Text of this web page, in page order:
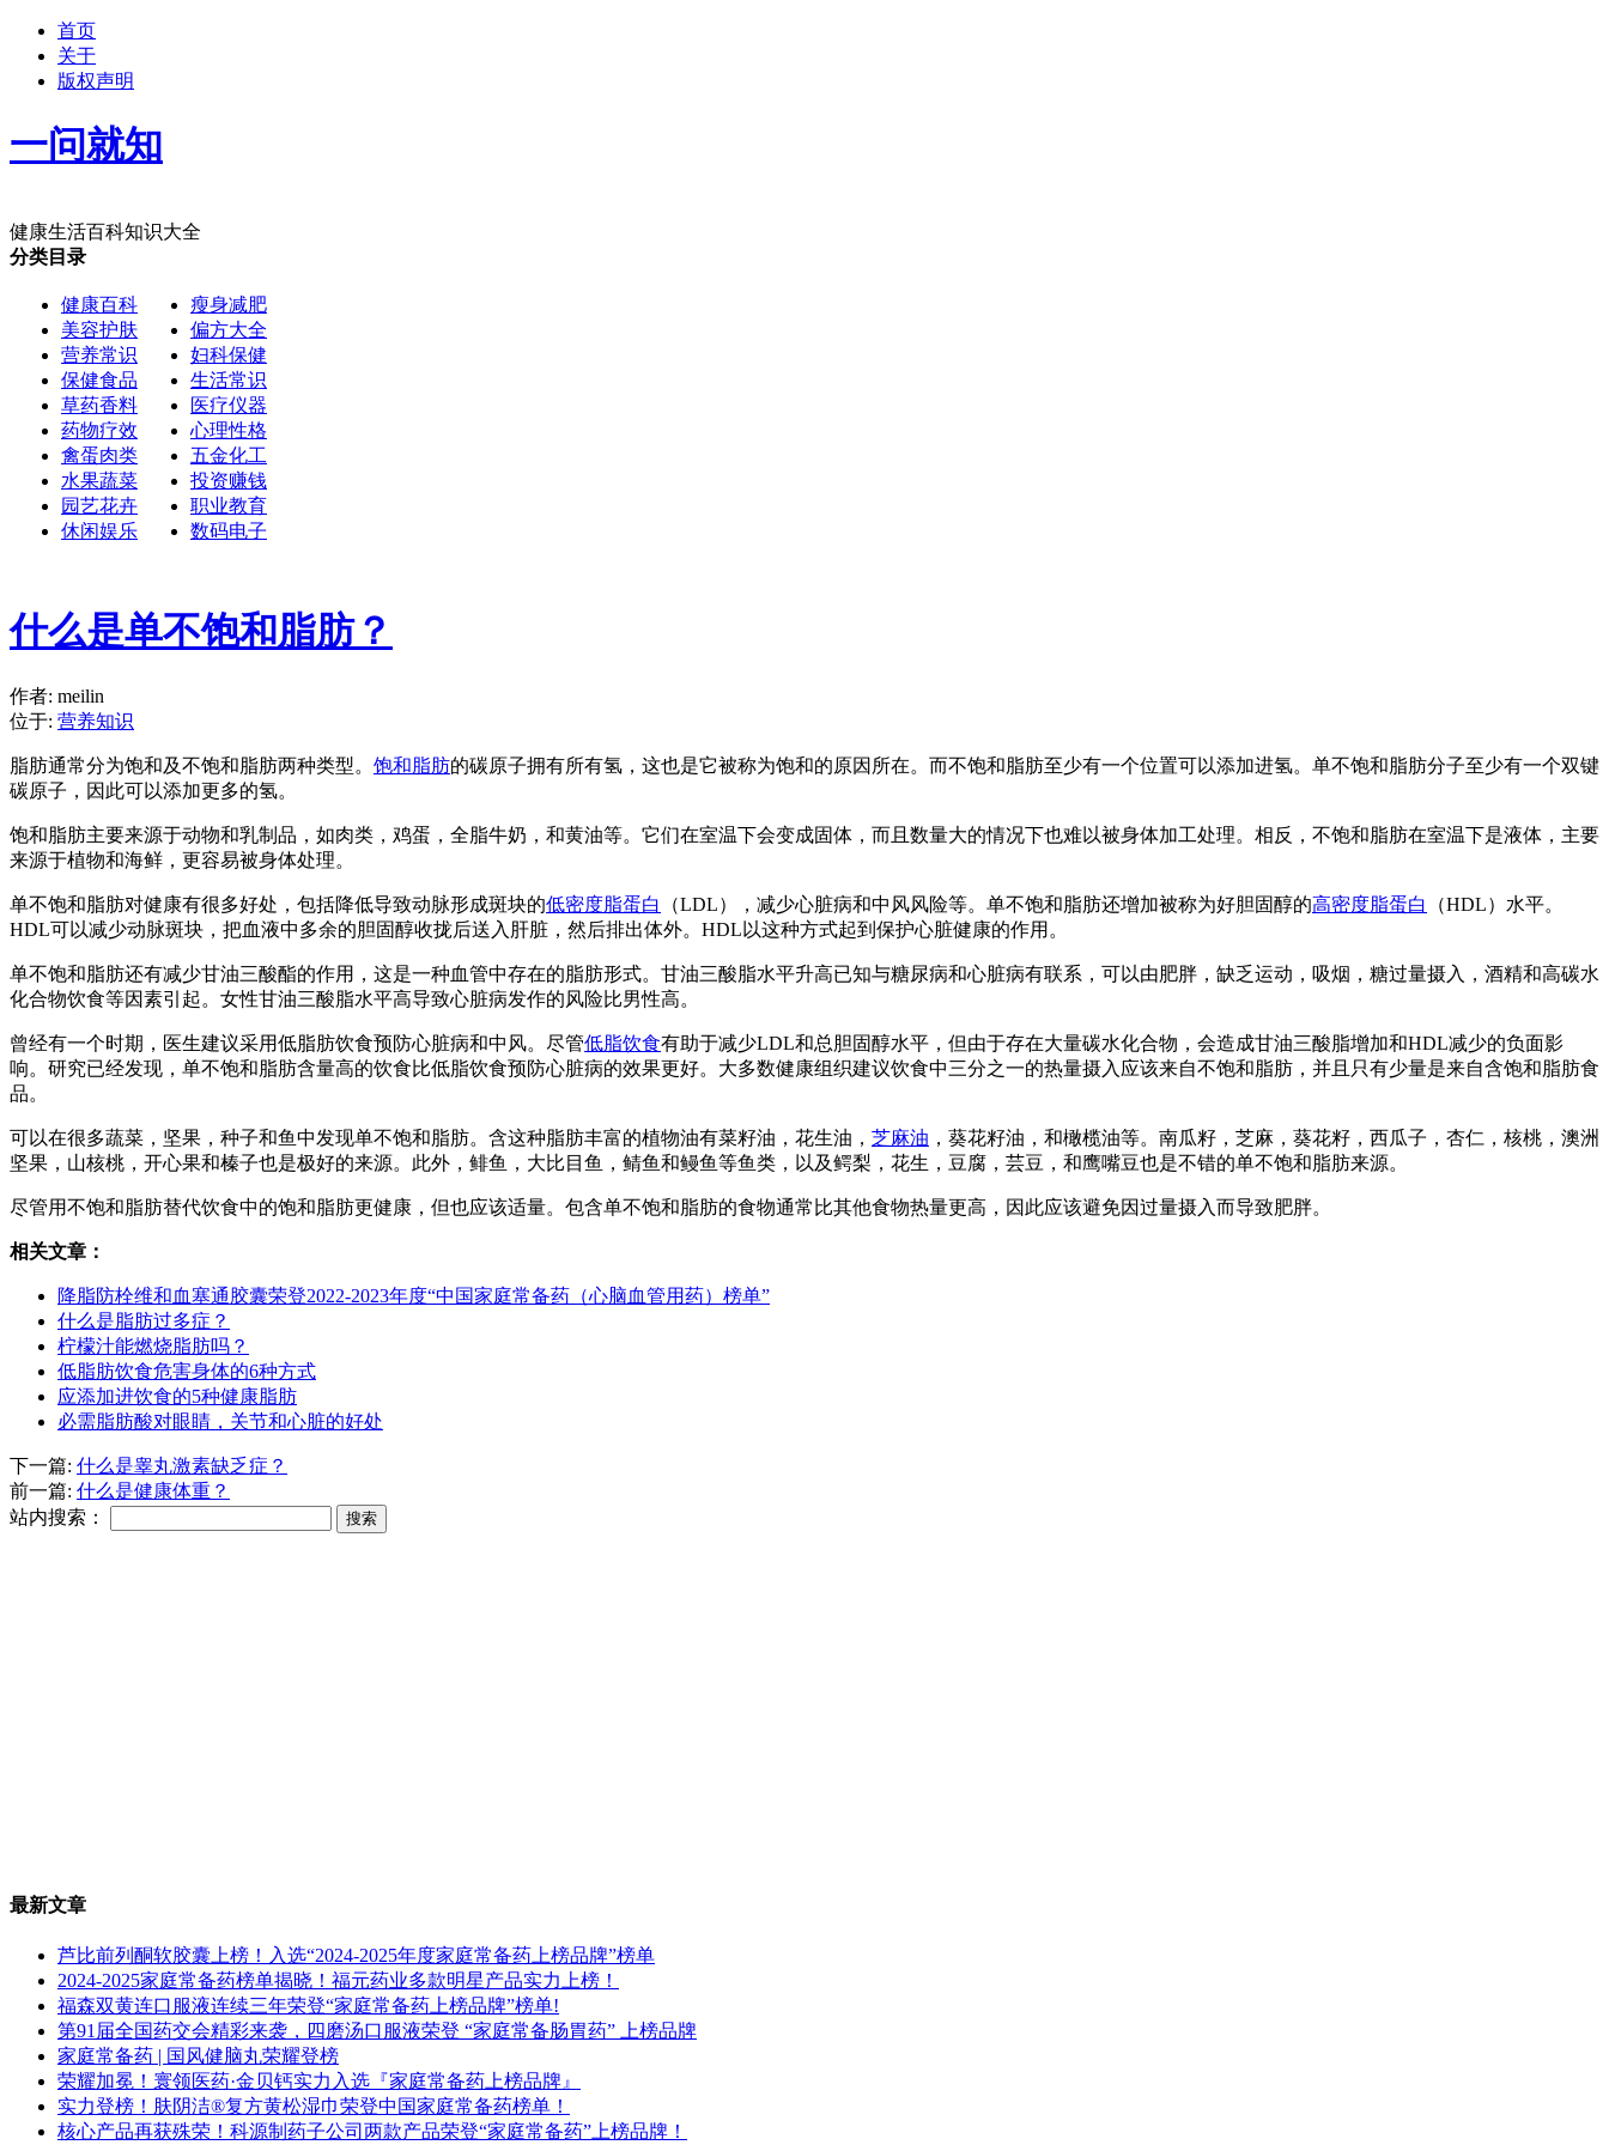
首页
关于
版权声明
一问就知
健康生活百科知识大全
分类目录
健康百科
美容护肤
营养常识
保健食品
草药香料
药物疗效
禽蛋肉类
水果蔬菜
园艺花卉
休闲娱乐
瘦身减肥
偏方大全
妇科保健
生活常识
医疗仪器
心理性格
五金化工
投资赚钱
职业教育
数码电子
什么是单不饱和脂肪？
作者: meilin
位于: 营养知识
脂肪通常分为饱和及不饱和脂肪两种类型。 饱和脂肪的碳原子拥有所有氢，这也是它被称为饱和的原因所在。而不饱和脂肪至少有一个位置可以添加进氢。单不饱和脂肪分子至少有一个双键
碳原子，因此可以添加更多的氢。
饱和脂肪主要来源于动物和乳制品，如肉类，鸡蛋，全脂牛奶，和黄油等。它们在室温下会变成固体，而且数量大的情况下也难以被身体加工处理。相反，不饱和脂肪在室温下是液体，主要
来源于植物和海鲜，更容易被身体处理。
单不饱和脂肪对健康有很多好处，包括降低导致动脉形成斑块的低密度脂蛋白 （LDL），减少心脏病和中风风险等。单不饱和脂肪还增加被称为好胆固醇的高密度脂蛋白
（HDL）水平。
HDL可以减少动脉斑块，把血液中多余的胆固醇收拢后送入肝脏，然后排出体外。HDL以这种方式起到保护心脏健康的作用。
单不饱和脂肪还有减少甘油三酸酯的作用，这是一种血管中存在的脂肪形式。甘油三酸脂水平升高已知与糖尿病和心脏病有联系，可以由肥胖，缺乏运动，吸烟，糖过量摄入，酒精和高碳水
化合物饮食等因素引起。女性甘油三酸脂水平高导致心脏病发作的风险比男性高。
曾经有一个时期，医生建议采用低脂肪饮食预防心脏病和中风。尽管低脂饮食有助于减少LDL和总胆固醇水平，但由于存在大量碳水化合物，会造成甘油三酸脂增加和HDL减少的负面影
响。研究已经发现，单不饱和脂肪含量高的饮食比低脂饮食预防心脏病的效果更好。大多数健康组织建议饮食中三分之一的热量摄入应该来自不饱和脂肪，并且只有少量是来自含饱和脂肪食
品。
可以在很多蔬菜，坚果，种子和鱼中发现单不饱和脂肪。含这种脂肪丰富的植物油有菜籽油，花生油， 芝麻油 ，葵花籽油，和橄榄油等。南瓜籽，芝麻，葵花籽，西瓜子，杏仁，核桃，澳洲
坚果，山核桃，开心果和榛子也是极好的来源。此外，鲱鱼，大比目鱼，鲭鱼和鳗鱼等鱼类，以及鳄梨，花生，豆腐，芸豆，和鹰嘴豆也是不错的单不饱和脂肪来源。
尽管用不饱和脂肪替代饮食中的饱和脂肪更健康，但也应该适量。包含单不饱和脂肪的食物通常比其他食物热量更高，因此应该避免因过量摄入而导致肥胖。
相关文章：
降脂防栓维和血塞通胶囊荣登2022-2023年度“中国家庭常备药（心脑血管用药）榜单”
什么是脂肪过多症？
柠檬汁能燃烧脂肪吗？
低脂肪饮食危害身体的6种方式
应添加进饮食的5种健康脂肪
必需脂肪酸对眼睛，关节和心脏的好处
下一篇: 什么是睾丸激素缺乏症？
前一篇: 什么是健康体重？
站内搜索：
最新文章
芦比前列酮软胶囊上榜！入选“2024-2025年度家庭常备药上榜品牌”榜单
2024-2025家庭常备药榜单揭晓！福元药业多款明星产品实力上榜！
福森双黄连口服液连续三年荣登“家庭常备药上榜品牌”榜单!
第91届全国药交会精彩来袭，四磨汤口服液荣登 “家庭常备肠胃药” 上榜品牌
家庭常备药 | 国风健脑丸荣耀登榜
荣耀加冕！寰领医药·金贝钙实力入选『家庭常备药上榜品牌』
实力登榜！肤阴洁®复方黄松湿巾荣登中国家庭常备药榜单！
核心产品再获殊荣！科源制药子公司两款产品荣登“家庭常备药”上榜品牌！